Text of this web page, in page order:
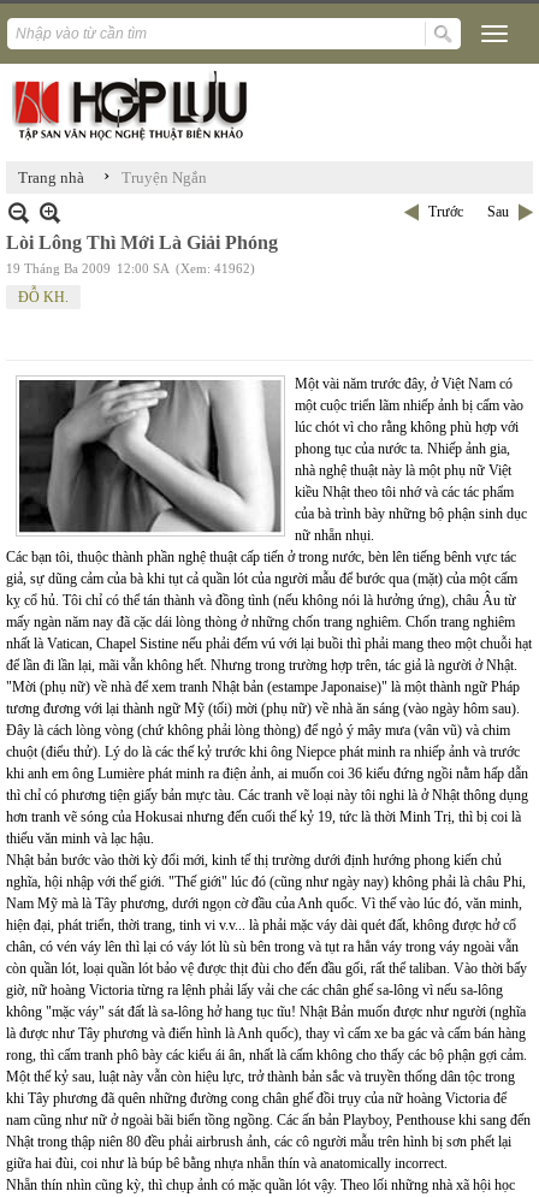
Trang nhà › Truyện Ngắn
Trước Sau
Lòi Lông Thì Mới Là Giải Phóng
19 Tháng Ba 2009 12:00 SA (Xem: 41962)
ĐỖ KH.
Một vài năm trước đây, ở Việt Nam có
một cuộc triển lãm nhiếp ảnh bị cấm vào
lúc chót vì cho rằng không phù hợp với
phong tục của nước ta. Nhiếp ảnh gia,
nhà nghệ thuật này là một phụ nữ Việt
kiều Nhật theo tôi nhớ và các tác phẩm
của bà trình bày những bộ phận sinh dục
nữ nhẵn nhụi.
Các bạn tôi, thuộc thành phần nghệ thuật cấp tiến ở trong nước, bèn lên tiếng bênh vực tác
giả, sự dũng cảm của bà khi tụt cả quần lót của người mẫu để bước qua (mặt) của một cấm
kỵ cổ hủ. Tôi chỉ có thể tán thành và đồng tình (nếu không nói là hưởng ứng), châu Âu từ
mấy ngàn năm nay đã cặc dái lòng thòng ở những chốn trang nghiêm. Chốn trang nghiêm
nhất là Vatican, Chapel Sistine nếu phải đếm vú với lại buồi thì phải mang theo một chuỗi hạt
để lần đi lần lại, mãi vẫn không hết. Nhưng trong trường hợp trên, tác giả là người ở Nhật.
"Mời (phụ nữ) về nhà để xem tranh Nhật bản (estampe Japonaise)" là một thành ngữ Pháp
tương đương với lại thành ngữ Mỹ (tối) mời (phụ nữ) về nhà ăn sáng (vào ngày hôm sau).
Đây là cách lòng vòng (chứ không phải lòng thòng) để ngỏ ý mây mưa (vân vũ) và chim
chuột (điểu thử). Lý do là các thế kỷ trước khi ông Niepce phát minh ra nhiếp ảnh và trước
khi anh em ông Lumière phát minh ra điện ảnh, ai muốn coi 36 kiểu đứng ngồi nằm hấp dẫn
thì chỉ có phương tiện giấy bản mực tàu. Các tranh vẽ loại này tôi nghi là ở Nhật thông dụng
hơn tranh vẽ sóng của Hokusai nhưng đến cuối thế kỷ 19, tức là thời Minh Trị, thì bị coi là
thiếu văn minh và lạc hậu.
Nhật bản bước vào thời kỳ đổi mới, kinh tế thị trường dưới định hướng phong kiến chủ
nghĩa, hội nhập với thế giới. "Thế giới" lúc đó (cũng như ngày nay) không phải là châu Phi,
Nam Mỹ mà là Tây phương, dưới ngọn cờ đầu của Anh quốc. Vì thế vào lúc đó, văn minh,
hiện đại, phát triển, thời trang, tinh vi v.v... là phải mặc váy dài quét đất, không được hở cổ
chân, có vén váy lên thì lại có váy lót lù sù bên trong và tụt ra hẳn váy trong váy ngoài vẫn
còn quần lót, loại quần lót bảo vệ được thịt đùi cho đến đầu gối, rất thể taliban. Vào thời bấy
giờ, nữ hoàng Victoria từng ra lệnh phải lấy vải che các chân ghế sa-lông vì nếu sa-lông
không "mặc váy" sát đất là sa-lông hở hang tục tĩu! Nhật Bản muốn được như người (nghĩa
là được như Tây phương và điển hình là Anh quốc), thay vì cấm xe ba gác và cấm bán hàng
rong, thì cấm tranh phô bày các kiểu ái ân, nhất là cấm không cho thấy các bộ phận gợi cảm.
Một thế kỷ sau, luật này vẫn còn hiệu lực, trở thành bản sắc và truyền thống dân tộc trong
khi Tây phương đã quên những đường cong chân ghế đồi trụy của nữ hoàng Victoria để
nam cũng như nữ ở ngoài bãi biển tồng ngồng. Các ấn bản Playboy, Penthouse khi sang đến
Nhật trong thập niên 80 đều phải airbrush ảnh, các cô người mẫu trên hình bị sơn phết lại
giữa hai đùi, coi như là búp bê bằng nhựa nhẵn thín và anatomically incorrect.
Nhẵn thín nhìn cũng kỳ, thì chụp ảnh có mặc quần lót vậy. Theo lối những nhà xã hội học